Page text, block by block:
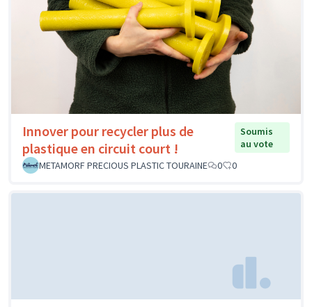
Innover pour recycler plus de
plastique en circuit court !
Soumis
au vote
METAMORF PRECIOUS PLASTIC TOURAINE
0 0